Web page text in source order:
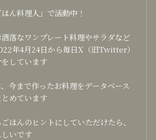
ん料理人」で活動中！
落なワンプレート料理やサラダなど
年4月24日から毎日X（旧Twitter）
しています
今まで作ったお料理をデータベース
めています
はんのヒントにしていただけたら、
いです